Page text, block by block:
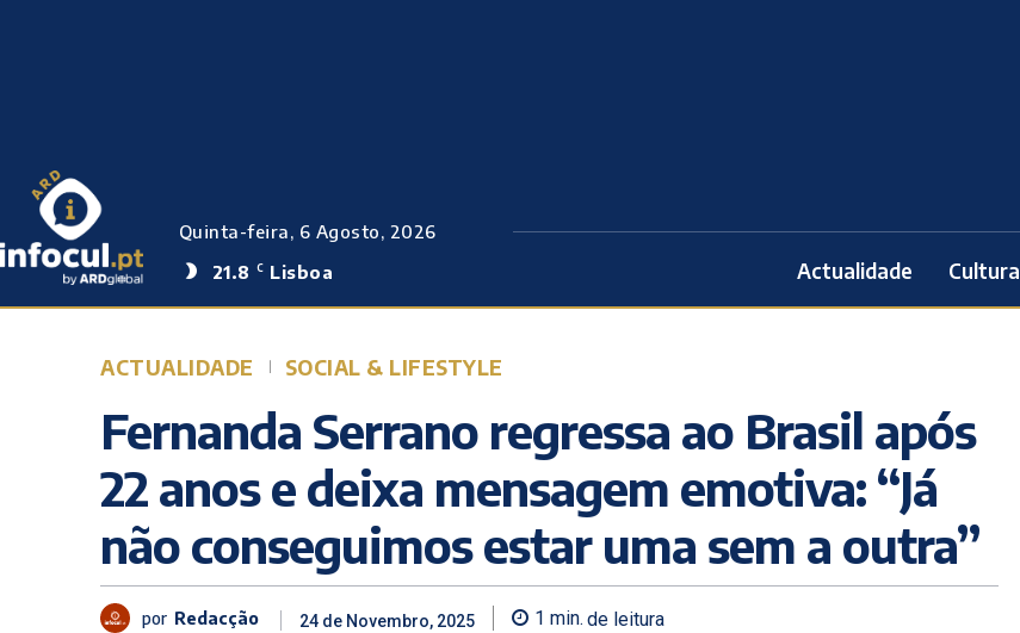
Quinta-feira, 6 Agosto, 2026
21.8
C Lisboa Actualidade Cultura
ACTUALIDADE SOCIAL & LIFESTYLE
Fernanda Serrano regressa ao Brasil após
22 anos e deixa mensagem emotiva: “Já
não conseguimos estar uma sem a outra”
por Redacção 24 de Novembro, 2025 1 min. de leitura